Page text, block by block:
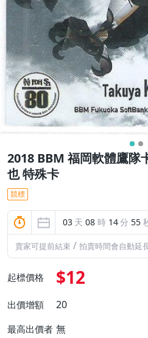
2018 BBM 福岡軟體鷹隊
也 特殊卡
競標
03 天 08 時 14分 54
賣家可提前結束 / 拍賣時間會自動延
起標價格 $12
出價增額 20
最高出價者 無